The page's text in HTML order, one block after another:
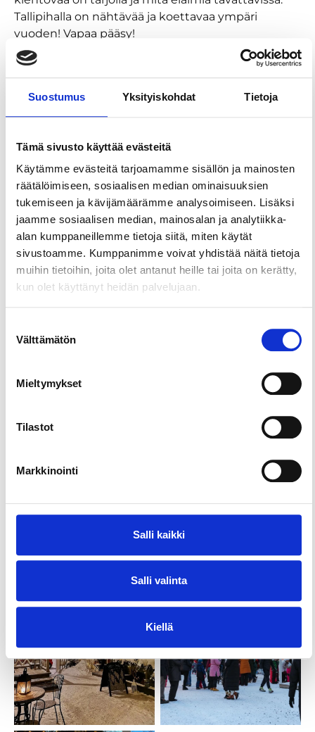
Suostumus Yksityiskohdat Tietoja
Tämä sivusto käyttää evästeitä
Käytämme evästeitä tarjoamamme sisällön ja mainosten
räätälöimiseen, sosiaalisen median ominaisuuksien
tukemiseen ja kävijämäärämme analysoimiseen. Lisäksi
jaamme sosiaalisen median, mainosalan ja analytiikka-
alan kumppaneillemme tietoja siitä, miten käytät
sivustoamme. Kumppanimme voivat yhdistää näitä tietoja
muihin tietoihin, joita olet antanut heille tai joita on kerätty,
kun olet käyttänyt heidän palvelujaan.
valinta
Välttämätön
Mieltymykset
Tilastot
Markkinointi
Salli kaikki
Salli valinta
Kiellä
Tallipihalla on nähtävää ja koettavaa ympäri
vuoden! Vapaa pääsy!